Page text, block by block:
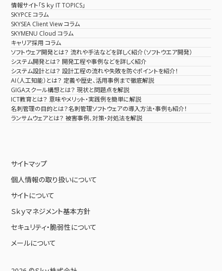
情報サイト「Ｓｋｙ IT TOPICS」
SKYPCE コラム
SKYSEA Client View コラム
SKYMENU Cloud コラム
キャリア採用 コラム
ソフトウェア開発とは？ 流れや手法などを詳しく紹介（ソフトウエア開発）
システム開発とは？ 開発工程や事例などを詳しく紹介
システム設計とは？ 設計工程の流れや失敗を防ぐポイントを紹介！
AI（人工知能）とは？ 定義や歴史、活用事例まで徹底解説
GIGAスクール構想とは？ 現状と問題点を解説
ICT教育とは？ 意味やメリット・実践例を簡単に解説
名刺管理の目的とは？名刺管理ソフトウェアの導入方法・事例も紹介！
ランサムウェアとは？ 被害事例、対策・対処法を解説
サイトマップ
個人情報の取り扱いについて
サイトについて
Ｓｋｙマネジメント基本方針
セキュリティ・脆弱性について
メールについて